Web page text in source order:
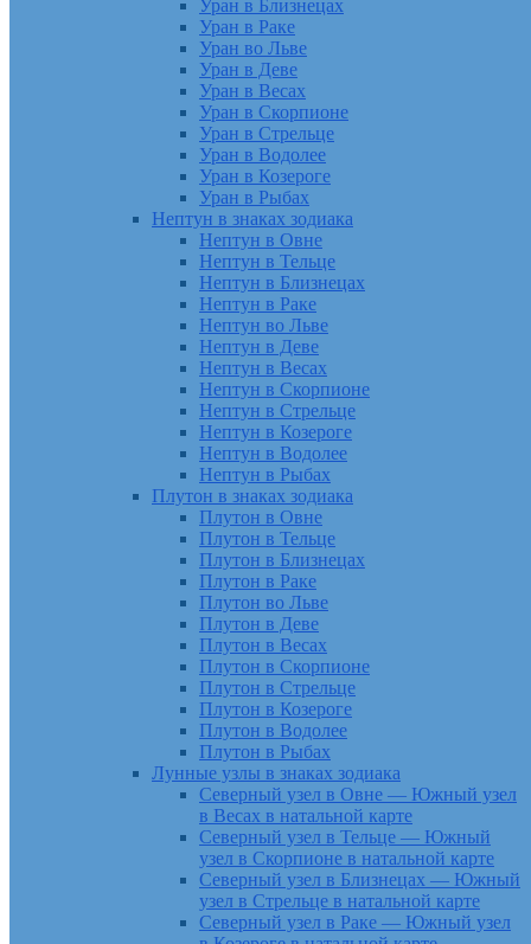
Уран в Близнецах
Уран в Раке
Уран во Льве
Уран в Деве
Уран в Весах
Уран в Скорпионе
Уран в Стрельце
Уран в Водолее
Уран в Козероге
Уран в Рыбах
Нептун в знаках зодиака
Нептун в Овне
Нептун в Тельце
Нептун в Близнецах
Нептун в Раке
Нептун во Льве
Нептун в Деве
Нептун в Весах
Нептун в Скорпионе
Нептун в Стрельце
Нептун в Козероге
Нептун в Водолее
Нептун в Рыбах
Плутон в знаках зодиака
Плутон в Овне
Плутон в Тельце
Плутон в Близнецах
Плутон в Раке
Плутон во Льве
Плутон в Деве
Плутон в Весах
Плутон в Скорпионе
Плутон в Стрельце
Плутон в Козероге
Плутон в Водолее
Плутон в Рыбах
Лунные узлы в знаках зодиака
Северный узел в Овне — Южный узел
в Весах в натальной карте
Северный узел в Тельце — Южный
узел в Скорпионе в натальной карте
Северный узел в Близнецах — Южный
узел в Стрельце в натальной карте
Северный узел в Раке — Южный узел